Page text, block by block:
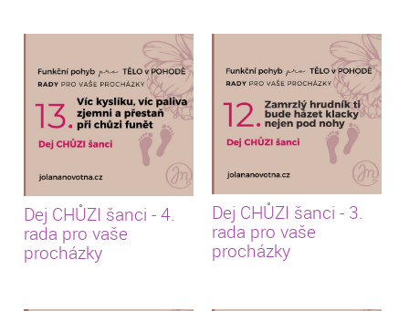
Dej CHŮZI šanci - 4.
rada pro vaše
procházky
Dej CHŮZI šanci - 3.
rada pro vaše
procházky